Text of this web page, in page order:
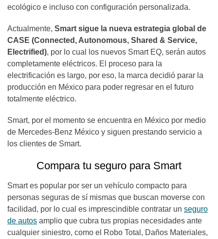
ecológico e incluso con configuración personalizada.
Actualmente, Smart sigue la nueva estrategia global de
CASE (Connected, Autonomous, Shared & Service,
Electrified), por lo cual los nuevos Smart EQ, serán autos
completamente eléctricos. El proceso para la
electrificación es largo, por eso, la marca decidió parar la
producción en México para poder regresar en el futuro
totalmente eléctrico.
Smart, por el momento se encuentra en México por medio
de Mercedes-Benz México y siguen prestando servicio a
los clientes de Smart.
Compara tu seguro para Smart
Smart es popular por ser un vehículo compacto para
personas seguras de sí mismas que buscan moverse con
facilidad, por lo cual es imprescindible contratar un seguro
de autos amplio que cubra tus propias necesidades ante
cualquier siniestro, como el Robo Total, Daños Materiales,